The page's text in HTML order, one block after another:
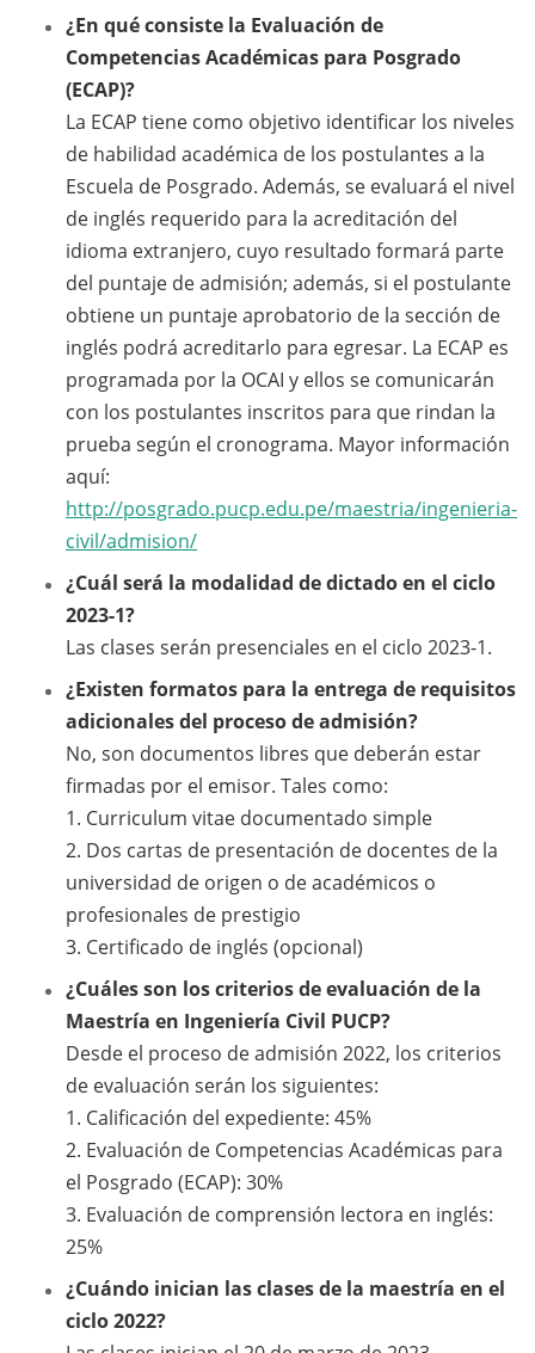
¿En qué consiste la Evaluación de
Competencias Académicas para Posgrado
(ECAP)?
La ECAP tiene como objetivo identificar los niveles
de habilidad académica de los postulantes a la
Escuela de Posgrado. Además, se evaluará el nivel
de inglés requerido para la acreditación del
idioma extranjero, cuyo resultado formará parte
del puntaje de admisión; además, si el postulante
obtiene un puntaje aprobatorio de la sección de
inglés podrá acreditarlo para egresar. La ECAP es
programada por la OCAI y ellos se comunicarán
con los postulantes inscritos para que rindan la
prueba según el cronograma. Mayor información
aquí:
http://posgrado.pucp.edu.pe/maestria/ingenieria-
civil/admision/
¿Cuál será la modalidad de dictado en el ciclo
2023-1?
Las clases serán presenciales en el ciclo 2023-1.
¿Existen formatos para la entrega de requisitos
adicionales del proceso de admisión?
No, son documentos libres que deberán estar
firmadas por el emisor. Tales como:
1. Curriculum vitae documentado simple
2. Dos cartas de presentación de docentes de la
universidad de origen o de académicos o
profesionales de prestigio
3. Certificado de inglés (opcional)
¿Cuáles son los criterios de evaluación de la
Maestría en Ingeniería Civil PUCP?
Desde el proceso de admisión 2022, los criterios
de evaluación serán los siguientes:
1. Calificación del expediente: 45%
2. Evaluación de Competencias Académicas para
el Posgrado (ECAP): 30%
3. Evaluación de comprensión lectora en inglés:
25%
¿Cuándo inician las clases de la maestría en el
ciclo 2022?